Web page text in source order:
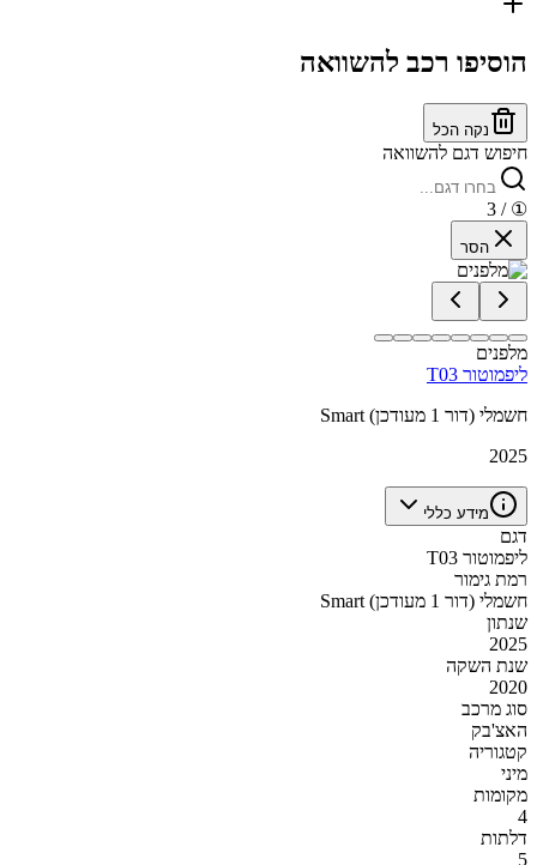
הוסיפו רכב להשוואה
נקה הכל
חיפוש דגם להשוואה
①
/ 3
הסר
מלפנים
ליפמוטור T03
Smart חשמלי (דור 1 מעודכן)
2025
מידע כללי
דגם
ליפמוטור T03
רמת גימור
Smart חשמלי (דור 1 מעודכן)
שנתון
2025
שנת השקה
2020
סוג מרכב
האצ'בק
קטגוריה
מיני
מקומות
4
דלתות
5